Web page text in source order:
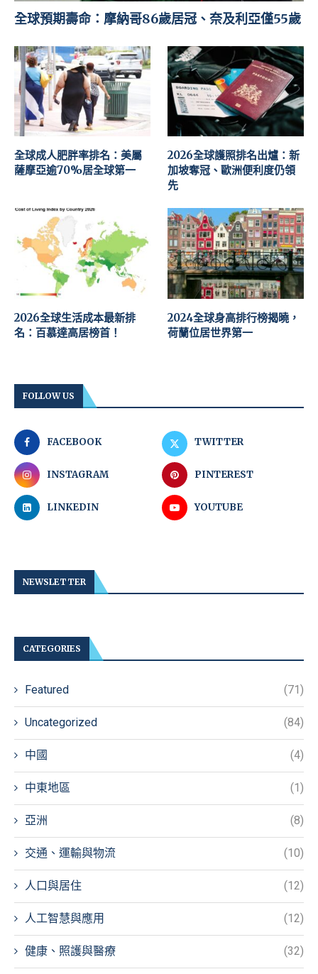
全球預期壽命：摩納哥86歲居冠、奈及利亞僅55歲
全球成人肥胖率排名：美屬
薩摩亞逾70%居全球第一
2026全球護照排名出爐：新
加坡奪冠、歐洲便利度仍領
先
2026全球生活成本最新排
名：百慕達高居榜首！
2024全球身高排行榜揭曉，
荷蘭位居世界第一
FOLLOW US
FACEBOOK TWITTER
INSTAGRAM PINTEREST
LINKEDIN YOUTUBE
NEWSLETTER
CATEGORIES
Featured (71)
Uncategorized (84)
中國 (4)
中東地區 (1)
亞洲 (8)
交通、運輸與物流 (10)
人口與居住 (12)
人工智慧與應用 (12)
健康、照護與醫療 (32)